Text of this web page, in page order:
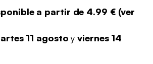
a partir de 4.99 €(ver
11 agostoyviernes 14